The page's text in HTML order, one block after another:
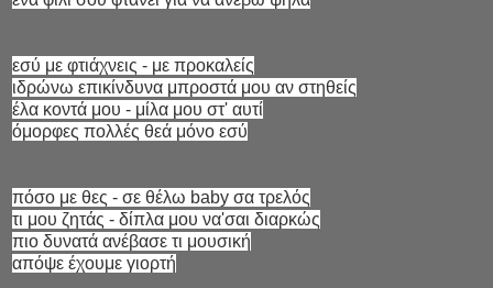
εσύ με φτιάχνεις - με προκαλείς
ιδρώνω επικίνδυνα μπροστά μου αν στηθείς
έλα κοντά μου - μίλα μου στ' αυτί
όμορφες πολλές θεά μόνο εσύ
πόσο με θες - σε θέλω baby σα τρελός
τι μου ζητάς - δίπλα μου να'σαι διαρκώς
πιο δυνατά ανέβασε τι μουσική
απόψε έχουμε γιορτή